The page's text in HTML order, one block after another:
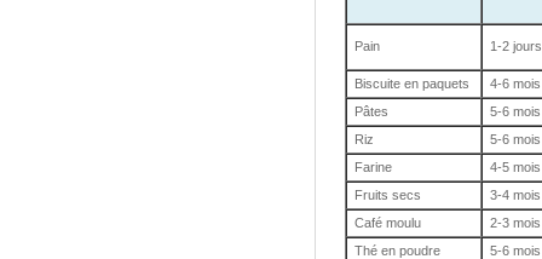
Pain 1-2 jours
Biscuite en paquets
4-6 mois
Pâtes
5-6 mois
Riz
5-6 mois
Farine
4-5 mois
Fruits secs
3-4 mois
Café moulu
2-3 mois
Thé en poudre
5-6 mois